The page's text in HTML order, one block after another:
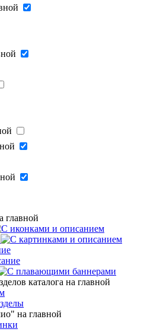
главной
каталога на главной
на главной